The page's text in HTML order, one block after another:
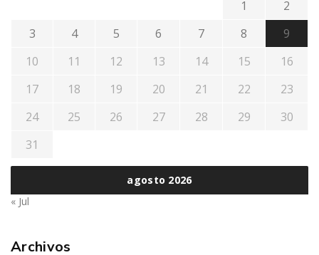
agosto 2026
1
2
3
4 5 6 7 8
9
10
11 12 13 14 15
16
17
18 19 20 21 22
23
24
25 26 27 28 29
30
31
« Jul
Archivos